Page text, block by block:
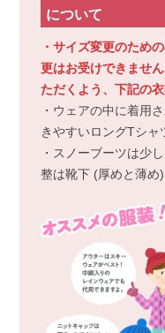
について
・サイズ変更のため
更はお受けできませ
ただくよう、下記の
・ウェアの中に着用
きやすいロングTシャ
・スノーブーツは少
整は靴下 (厚めと薄め